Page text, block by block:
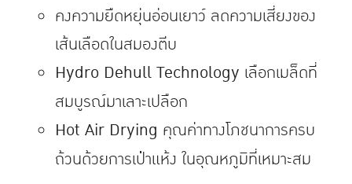
คงความยืดหยุ่นอ่อนเยาว์ ลดความเสี่ยงของ
เส้นเลือดในสมองตีบ
Hydro Dehull Technology เลือกเมล็ดที่
สมบูรณ์มาเลาะเปลือก
Hot Air Drying คุณค่าทางโภชนาการครบ
ถ้วนด้วยการเป่าแห้ง ในอุณหภูมิที่เหมาะสม